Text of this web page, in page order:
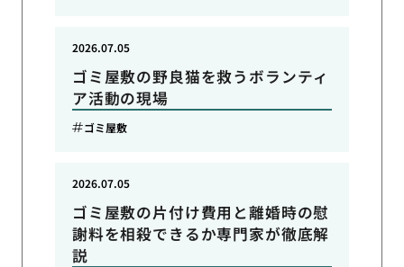
ゴミ屋敷の野良猫を救うボランティ
ア活動の現場
2026.07.05
ゴミ屋敷
ゴミ屋敷の片付け費用と離婚時の慰
謝料を相殺できるか専門家が徹底解
説
2026.07.05